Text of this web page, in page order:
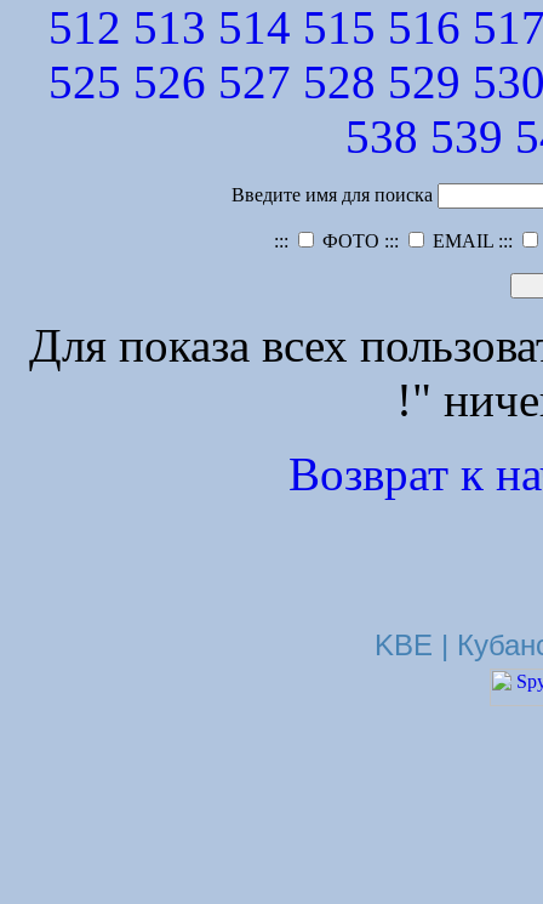
512 513 514 515 516
525 526 527 528 529
538 539
Введите имя для поиска
::: ФОТО ::: EMAIL :::
Для показа всех
!"
Возврат к
KBE |